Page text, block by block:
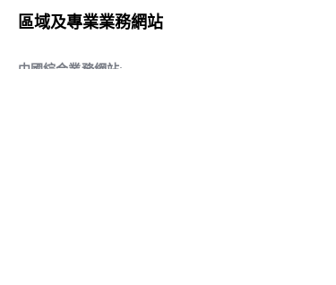
區域及專業業務網站
中國綜合業務網站: